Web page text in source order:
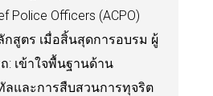
Police Officers (ACPO)
สูตร เมื่อสิ้นสุดการอบรม ผู้
: เข้าใจพื้นฐานด้าน
ลและการสืบสวนการทุจริต